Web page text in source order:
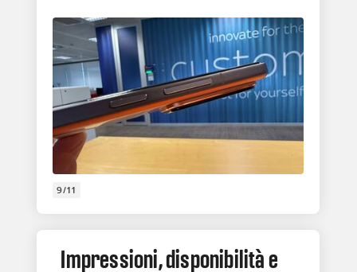
9/11
Impressioni, disponibilità e